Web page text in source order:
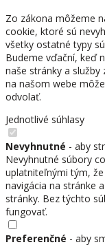
Zo zákona môžeme
cookie, ktoré sú
všetky ostatné typy
Budeme vďační, keď
naše stránky a služby
na našom webe
odvolať.
Jednotlivé súhlasy
Nevyhnutné - aby
Nevyhnutné súbory
uplatniteľnými tým,
navigácia na stránke
stránky. Bez týchto
fungovať.
Preferenčné - aby